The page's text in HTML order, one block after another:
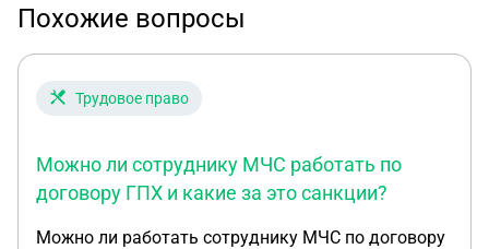
Похожие вопросы
Трудовое право
Можно ли сотруднику МЧС работать по
договору ГПХ и какие за это санкции?
Можно ли работать сотруднику МЧС по договору